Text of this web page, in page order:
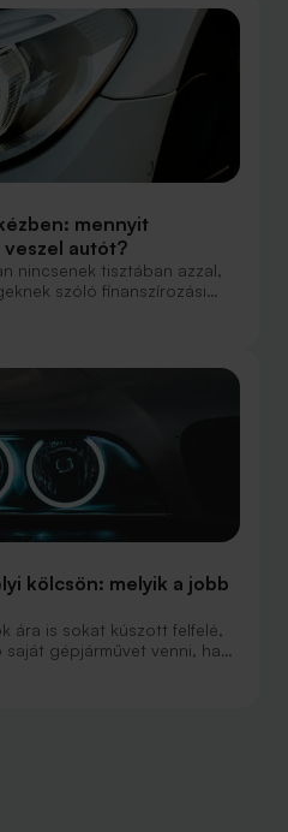
és versenyképes
Csoport stabil pénzügyi
mennyit
autót?
nincsenek tisztában azzal,
szóló finanszírozási
a cégek sem tudják,
kölcsön: melyik a jobb
ára is sokat kúszott felfelé,
gépjárművet venni, ha
ami fiatalabb az átlagnál és